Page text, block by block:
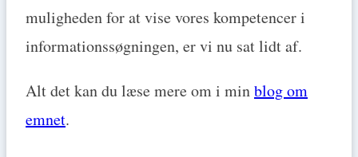
muligheden for at vise vores kompetencer i
informationssøgningen, er vi nu sat lidt af.
Alt det kan du læse mere om i minblog om
emnet.